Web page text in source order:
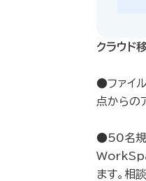
クラウド
●ファイ
点からの
●50名規
ます。相